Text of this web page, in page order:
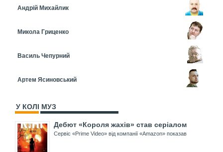
Андрій Михайлик
Микола Гриценко
Василь Чепурний
Артем Ясиновський
У КОЛІ МУЗ
Дебют «Короля жахів» став серіалом
Сервіс «Prime Video» від компанії «Amazon» показав